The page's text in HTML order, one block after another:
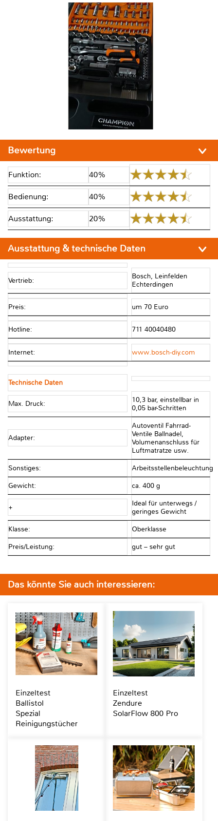
Bewertung
Funktion: 40%
Bedienung: 40%
Ausstattung: 20%
Ausstattung & technische Daten
Vertrieb:
Bosch, Leinfelden
Echterdingen
Preis: um 70 Euro
Hotline: 711 40040480
Internet: www.bosch-diy.com
Technische Daten
Max. Druck:
10,3 bar, einstellbar in
0,05 bar-Schritten
Adapter:
Autoventil Fahrrad-
Ventile Ballnadel,
Volumenanschluss für
Luftmatratze usw.
Sonstiges: Arbeitsstellenbeleuchtung
Gewicht: ca. 400 g
+
Ideal für unterwegs /
geringes Gewicht
Klasse: Oberklasse
Preis/Leistung: gut – sehr gut
Das könnte Sie auch interessieren:
Einzeltest
Ballistol
Spezial
Reinigungstücher
Einzeltest
Zendure
SolarFlow 800 Pro